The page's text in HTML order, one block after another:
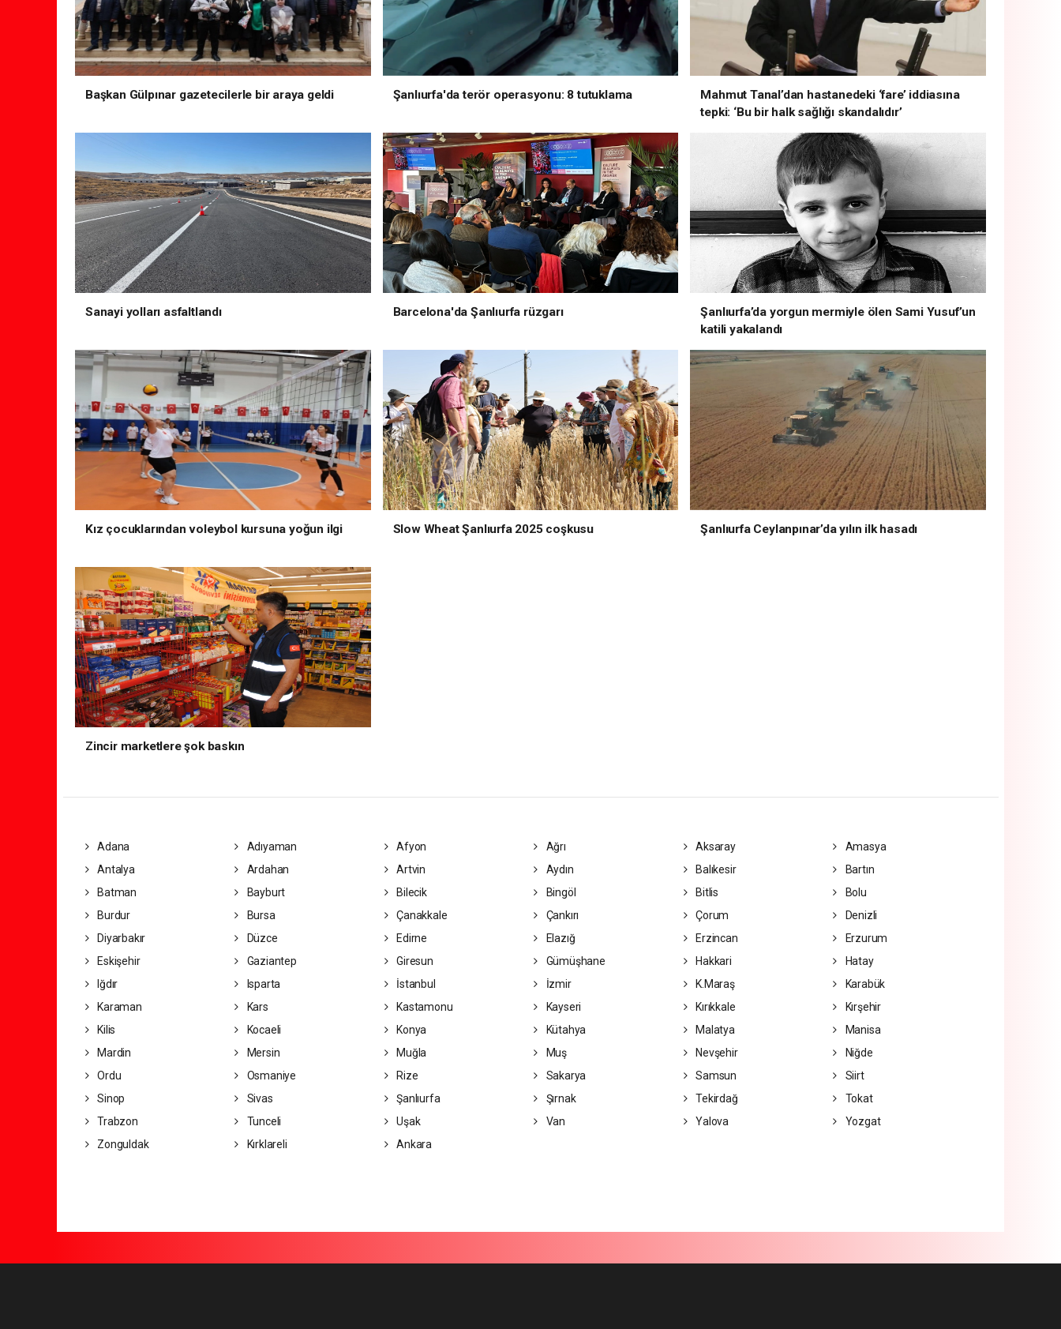
Başkan Gülpınar gazetecilerle bir araya geldi Şanlıurfa'da terör operasyonu: 8 tutuklama
Mahmut Tanal’dan hastanedeki ‘fare’ iddiasına
tepki: ‘Bu bir halk sağlığı skandalıdır’
Sanayi yolları asfaltlandı Barcelona'da Şanlıurfa rüzgarı
Şanlıurfa’da yorgun mermiyle ölen Sami Yusuf’un
katili yakalandı
Kız çocuklarından voleybol kursuna yoğun ilgi Slow Wheat Şanlıurfa 2025 coşkusu Şanlıurfa Ceylanpınar’da yılın ilk hasadı
Zincir marketlere şok baskın
Adana Adıyaman Afyon Ağrı Aksaray
Amasya
Antalya
Ardahan Artvin Aydın Balıkesir
Bartın
Batman
Bayburt Bilecik Bingöl Bitlis
Bolu
Burdur
Bursa Çanakkale Çankırı Çorum
Denizli
Diyarbakır
Düzce Edirne Elazığ Erzincan
Erzurum
Eskişehir
Gaziantep Giresun Gümüşhane Hakkari
Hatay
Iğdır
Isparta İstanbul İzmir K.Maraş
Karabük
Karaman
Kars Kastamonu Kayseri Kırıkkale
Kırşehir
Kilis
Kocaeli Konya Kütahya Malatya
Manisa
Mardin
Mersin Muğla Muş Nevşehir
Niğde
Ordu
Osmaniye Rize Sakarya Samsun
Siirt
Sinop
Sivas Şanlıurfa Şırnak Tekirdağ
Tokat
Trabzon
Tunceli Uşak Van Yalova
Yozgat
Zonguldak
Kırklareli Ankara